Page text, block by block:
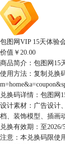
包图网VIP 15天体验
价值 ￥20.00
商品简介： 包图网15
使用方法： 复制兑换
兑换码详情： 包图网
设计素材：广告设计
档、装饰模型、插画
兑换有效期： 至2026/
注意： 本兑换码限使